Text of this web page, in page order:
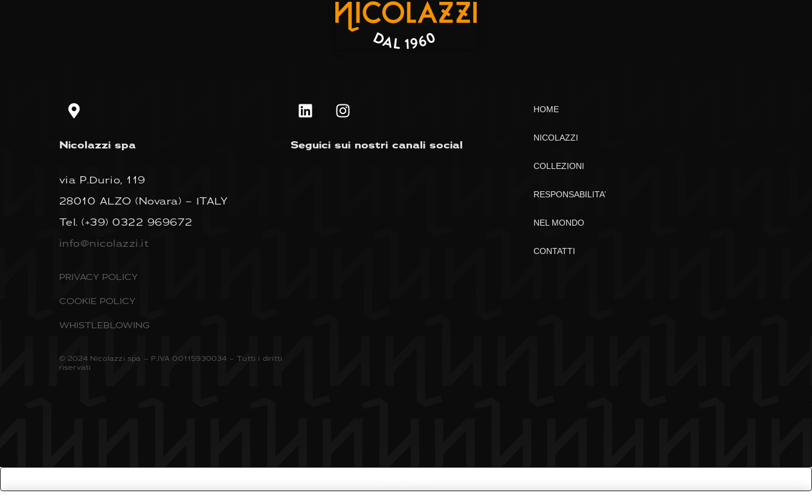
Nicolazzi spa
via P.Durio, 119
28010 ALZO (Novara) – ITALY
Tel.(+39) 0322 969672
info@nicolazzi.it
PRIVACY POLICY
COOKIE POLICY
WHISTLEBLOWING
© 2024 Nicolazzi spa – P.IVA 00115930034 – Tutti i diritti
riservati
Seguici sui nostri canali social
HOME
NICOLAZZI
COLLEZIONI
RESPONSABILITA’
NEL MONDO
CONTATTI